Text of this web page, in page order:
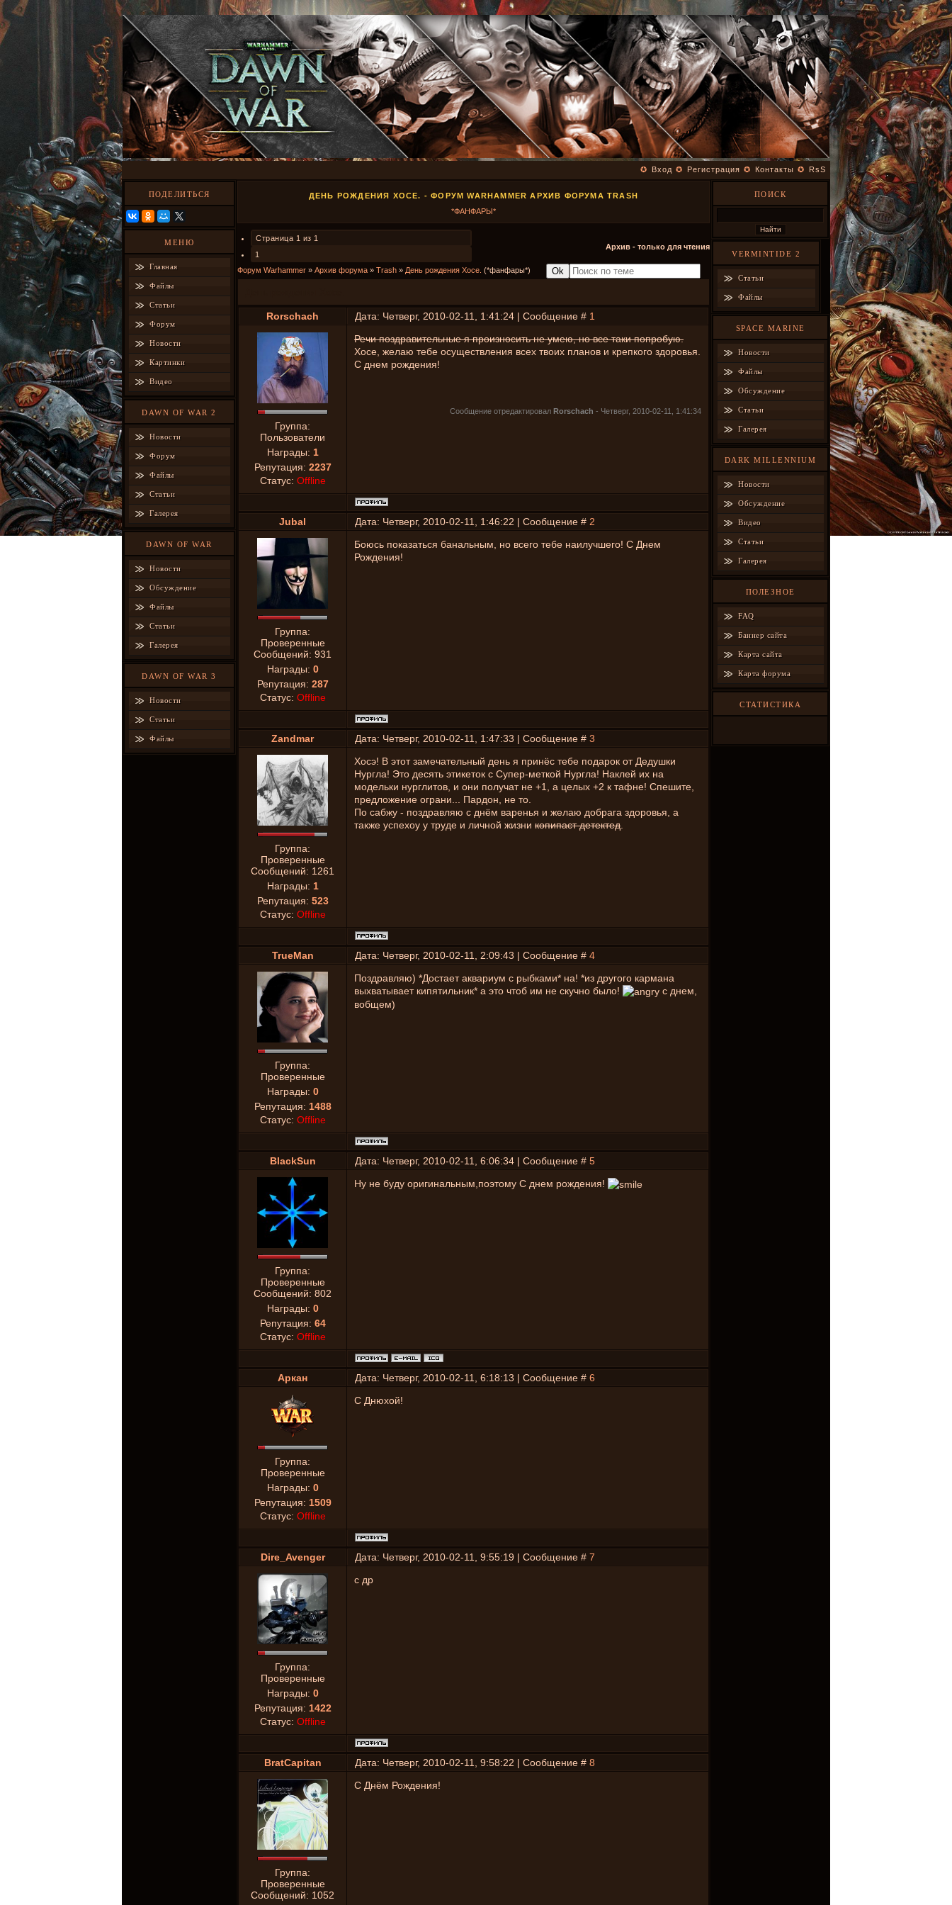
✪ Вход ✪ Регистрация ✪ Контакты ✪ RsS
ПОДЕЛИТЬСЯ
МЕНЮ
Главная
Файлы
Статьи
Форум
Новости
Картинки
Видео
DAWN OF WAR 2
Новости
Форум
Файлы
Статьи
Галерея
DAWN OF WAR
Новости
Обсуждение
Файлы
Статьи
Галерея
DAWN OF WAR 3
Новости
Статьи
Файлы
ДЕНЬ РОЖДЕНИЯ ХОСЕ. - ФОРУМ WARHAMMER АРХИВ ФОРУМА TRASH
*ФАНФАРЫ*
Страница 1 из 1
1
Архив - только для чтения
Форум Warhammer » Архив форума » Trash » День рождения Хосе. (*фанфары*)
Rorschach Дата: Четверг, 2010-02-11, 1:41:24 | Сообщение # 1
Группа:
Пользователи
Награды: 1
Репутация: 2237
Статус: Offline
Речи поздравительные я произносить не умею, но все таки попробую.
Хосе, желаю тебе осуществления всех твоих планов и крепкого здоровья.
С днем рождения!
Сообщение отредактировал Rorschach - Четверг, 2010-02-11, 1:41:34
Jubal Дата: Четверг, 2010-02-11, 1:46:22 | Сообщение # 2
Группа:
Проверенные
Сообщений: 931
Награды: 0
Репутация: 287
Статус: Offline
Боюсь показаться банальным, но всего тебе наилучшего! С Днем
Рождения!
Zandmar Дата: Четверг, 2010-02-11, 1:47:33 | Сообщение # 3
Группа:
Проверенные
Сообщений: 1261
Награды: 1
Репутация: 523
Статус: Offline
Хосэ! В этот замечательный день я принёс тебе подарок от Дедушки
Нургла! Это десять этикеток с Супер-меткой Нургла! Наклей их на
модельки нурглитов, и они получат не +1, а целых +2 к тафне! Спешите,
предложение ограни... Пардон, не то.
По сабжу - поздравляю с днём варенья и желаю добрага здоровья, а
также успехоу у труде и личной жизни копипаст детектед
TrueMan Дата: Четверг, 2010-02-11, 2:09:43 | Сообщение # 4
Группа:
Проверенные
Награды: 0
Репутация: 1488
Статус: Offline
Поздравляю) *Достает аквариум с рыбками* на! *из другого кармана
выхватывает кипятильник* а это чтоб им не скучно было!
с днем,
вобщем)
BlackSun Дата: Четверг, 2010-02-11, 6:06:34 | Сообщение # 5
Группа:
Проверенные
Сообщений: 802
Награды: 0
Репутация: 64
Статус: Offline
Ну не буду оригинальным,поэтому С днем рождения!
Аркан Дата: Четверг, 2010-02-11, 6:18:13 | Сообщение # 6
Группа:
Проверенные
Награды: 0
Репутация: 1509
Статус: Offline
С Днюхой!
Dire_Avenger Дата: Четверг, 2010-02-11, 9:55:19 | Сообщение # 7
Группа:
Проверенные
Награды: 0
Репутация: 1422
Статус: Offline
с др
BratCapitan Дата: Четверг, 2010-02-11, 9:58:22 | Сообщение # 8
Группа:
Проверенные
Сообщений: 1052
C Днём Рождения!
ПОИСК
VERMINTIDE 2
Статьи
Файлы
SPACE MARINE
Новости
Файлы
Обсуждение
Статьи
Галерея
DARK MILLENNIUM
Новости
Обсуждение
Видео
Статьи
Галерея
ПОЛЕЗНОЕ
FAQ
Баннер сайта
Карта сайта
Карта форума
СТАТИСТИКА